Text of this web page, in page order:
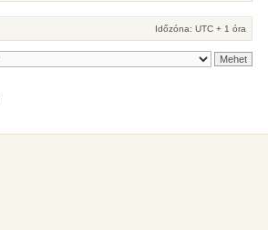
Időzóna: UTC + 1 óra